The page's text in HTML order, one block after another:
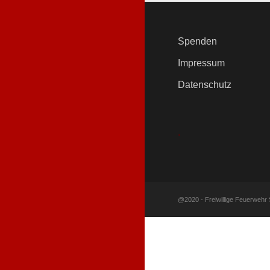
Spenden
Impressum
Datenschutz
.
@2020 - Freiwillige Feuerwehr